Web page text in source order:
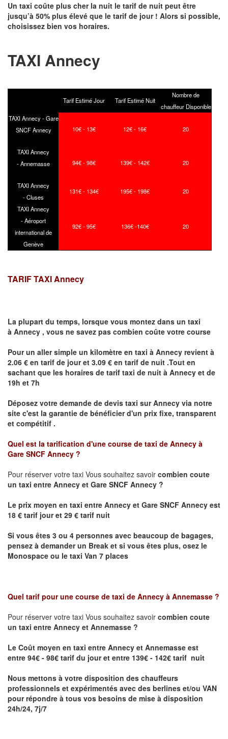
Un taxi coûte plus cher la nuit le tarif de nuit peut être
jusqu’à 50% plus élevé que le tarif de jour ! Alors si possible,
choisissez bien vos horaires.
TAXI Annecy
Tarif Estimé Jour Tarif Estimé Nuit
Nombre de
chauffeur Disponible
TAXI Annecy - Gare
SNCF Annecy
10€ - 13€ 12€ - 16€ 20
TAXI Annecy
- Annemasse
94€ - 98€ 139€ - 142€ 20
TAXI Annecy
- Cluses
131€ - 134€ 195€ - 198€ 20
TAXI Annecy
- Aéroport
international de
Genève
92€ - 95€ 136€ -140€ 20
TARIF TAXI Annecy
La plupart du temps, lorsque vous montez dans un taxi
à Annecy , vous ne savez pas combien coûte votre course
Pour un aller simple un kilomètre en taxi à Annecy revient à
2.06 € en tarif de jour et 3.09 € en tarif de nuit .Tout en
sachant que les horaires de tarif taxi de nuit à Annecy et de
19h et 7h
Déposez votre demande de devis taxi surAnnecy via notre
site c'est la garantie de bénéficier d'un prix fixe, transparent
et compétitif .
Quel est la tarification d'une course de taxi de Annecy à
Gare SNCF Annecy ?
Pour réserver votre taxi Vous souhaitez savoir combien coute
un taxi entre Annecy et Gare SNCF Annecy ?
Le prix moyen en taxi entre Annecy et Gare SNCF Annecy est
18 € tarif jour et 29 € tarif nuit
Si vous êtes 3 ou 4 personnes avec beaucoup de bagages,
pensez à demander un Break et si vous êtes plus, osez le
Monospace ou le taxi Van 7 places
Quel tarif pour une course de taxi de Annecy à Annemasse ?
Pour réserver votre taxi Vous souhaitez savoir combien coute
un taxi entre Annecy et Annemasse ?
Le Coût moyen en taxi entre Annecy et Annemasse est
entre 94€ - 98€ tarif du jour et entre 139€ - 142€ tarif nuit
Nous mettons à votre disposition des chauffeurs
professionnels et expérimentés avec des berlines et/ou VAN
pour répondre à tous vos besoins de mise à disposition
24h/24, 7j/7